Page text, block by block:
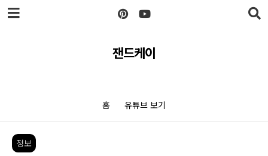
본문 바로가기
잰드케이
홈 유튜브 보기
정보